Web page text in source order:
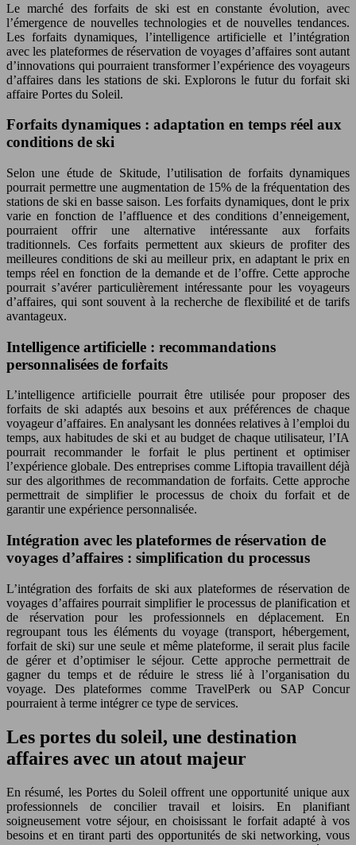
Le marché des forfaits de ski est en constante évolution, avec
l’émergence de nouvelles technologies et de nouvelles tendances.
Les forfaits dynamiques, l’intelligence artificielle et l’intégration
avec les plateformes de réservation de voyages d’affaires sont autant
d’innovations qui pourraient transformer l’expérience des voyageurs
d’affaires dans les stations de ski. Explorons le futur du forfait ski
affaire Portes du Soleil.
Forfaits dynamiques : adaptation en temps réel aux
conditions de ski
Selon une étude de Skitude, l’utilisation de forfaits dynamiques
pourrait permettre une augmentation de 15% de la fréquentation des
stations de ski en basse saison. Les forfaits dynamiques, dont le prix
varie en fonction de l’affluence et des conditions d’enneigement,
pourraient offrir une alternative intéressante aux forfaits
traditionnels. Ces forfaits permettent aux skieurs de profiter des
meilleures conditions de ski au meilleur prix, en adaptant le prix en
temps réel en fonction de la demande et de l’offre. Cette approche
pourrait s’avérer particulièrement intéressante pour les voyageurs
d’affaires, qui sont souvent à la recherche de flexibilité et de tarifs
avantageux.
Intelligence artificielle : recommandations
personnalisées de forfaits
L’intelligence artificielle pourrait être utilisée pour proposer des
forfaits de ski adaptés aux besoins et aux préférences de chaque
voyageur d’affaires. En analysant les données relatives à l’emploi du
temps, aux habitudes de ski et au budget de chaque utilisateur, l’IA
pourrait recommander le forfait le plus pertinent et optimiser
l’expérience globale. Des entreprises comme Liftopia travaillent déjà
sur des algorithmes de recommandation de forfaits. Cette approche
permettrait de simplifier le processus de choix du forfait et de
garantir une expérience personnalisée.
Intégration avec les plateformes de réservation de
voyages d’affaires : simplification du processus
L’intégration des forfaits de ski aux plateformes de réservation de
voyages d’affaires pourrait simplifier le processus de planification et
de réservation pour les professionnels en déplacement. En
regroupant tous les éléments du voyage (transport, hébergement,
forfait de ski) sur une seule et même plateforme, il serait plus facile
de gérer et d’optimiser le séjour. Cette approche permettrait de
gagner du temps et de réduire le stress lié à l’organisation du
voyage. Des plateformes comme TravelPerk ou SAP Concur
pourraient à terme intégrer ce type de services.
Les portes du soleil, une destination
affaires avec un atout majeur
En résumé, les Portes du Soleil offrent une opportunité unique aux
professionnels de concilier travail et loisirs. En planifiant
soigneusement votre séjour, en choisissant le forfait adapté à vos
besoins et en tirant parti des opportunités de ski networking, vous